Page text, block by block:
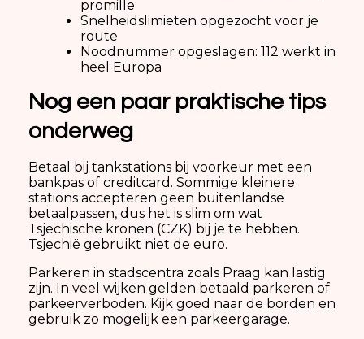
promille
Snelheidslimieten opgezocht voor je
route
Noodnummer opgeslagen: 112 werkt in
heel Europa
Nog een paar praktische tips
onderweg
Betaal bij tankstations bij voorkeur met een
bankpas of creditcard. Sommige kleinere
stations accepteren geen buitenlandse
betaalpassen, dus het is slim om wat
Tsjechische kronen (CZK) bij je te hebben.
Tsjechië gebruikt niet de euro.
Parkeren in stadscentra zoals Praag kan lastig
zijn. In veel wijken gelden betaald parkeren of
parkeerverboden. Kijk goed naar de borden en
gebruik zo mogelijk een parkeergarage.